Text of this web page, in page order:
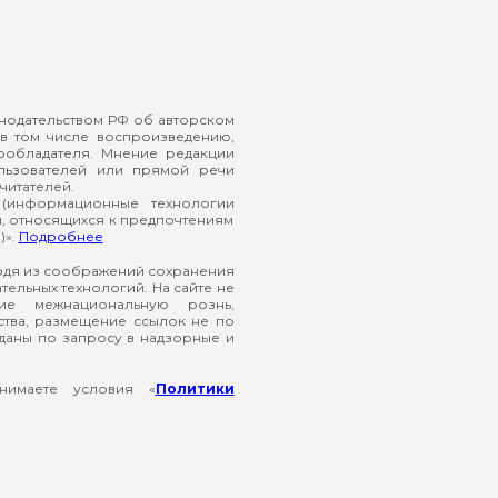
РФ об авторском
числе воспроизведению,
Мнение редакции
или прямой речи
технологии
относящихся к предпочтениям
Подробнее
из соображений сохранения
технологий. На сайте не
межнациональную рознь,
размещение ссылок не по
по запросу в надзорные и
условия «Политики